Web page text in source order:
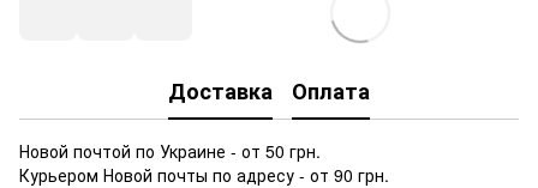
Доставка Оплата
Новой почтой по Украине - от 50 грн.
Курьером Новой почты по адресу - от 90 грн.